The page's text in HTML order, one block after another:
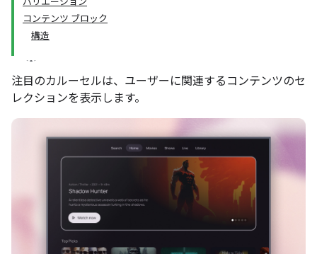
コンテンツ ブロック
構造
注目のカルーセルは、ユーザーに関連するコンテンツのセ
レクションを表示します。